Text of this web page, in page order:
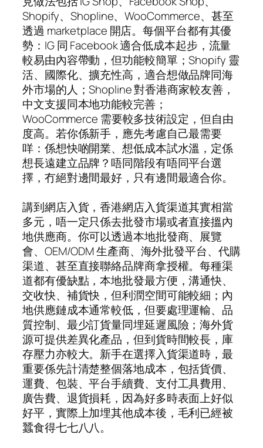
Shopify、Shopline、WooCommerce、甚至
透過 marketplace 開店。每個平台都有其優
勢：IG 同 Facebook 適合低成本起步，流量
較易由內容帶動，但功能較簡單；Shopify 靈
活、國際化、擴充性高，適合想做品牌同海
外市場的人；Shopline 對香港商家較友善，
中文支援同本地功能較完善；
WooCommerce 需要較多技術設定，但自由
度高。若你係新手，應先考慮自己最需要
咩：係想快啲開業、想低成本試水溫，定係
想長遠建立品牌？唔同階段有唔同平台選
擇，冇絕對邊間最好，只有邊間最適合你。
講到網店入貨，香港網店入貨渠道其實相當
多元，唔一定只係去批發市場或者直接搵內
地供應商。你可以透過本地批發商、展覽
會、OEM/ODM 生產商、海外批發平台、代購
渠道、甚至直接聯絡品牌商拿授權。每種渠
道都有優缺點，本地批發最方便，溝通快、
交收快、補貨快，但利潤空間可能較細；內
地供應鏈成本通常較低，但要處理運輸、品
質控制、最少訂貨量同埋延遲風險；海外貨
源可提供差異化產品，但到貨時間較長，庫
存壓力亦較大。新手在選擇入貨渠道時，最
重要係先計清楚整個落地成本，包括貨價、
運費、包裝、平台手續費、支付工具費用、
廣告費、退貨損耗，因為好多時表面上好似
好平，實際上加埋其他成本後，毛利已經被
蠶食得七七八八。